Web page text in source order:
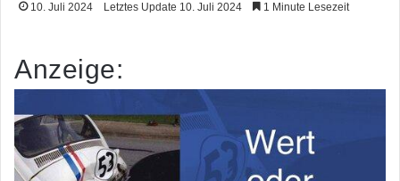
10. Juli 2024 Letztes Update 10. Juli 2024 1 Minute Lesezeit
Anzeige: